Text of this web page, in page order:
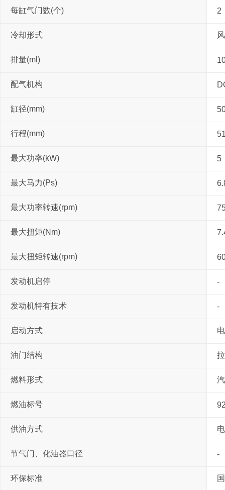
每缸气门数(个) 2
冷却形式
排量(ml)
配气机构
缸径(mm)
行程(mm)
最大功率(kW) 5
最大马力(Ps)
最大功率转速(rpm)
最大扭矩(Nm)
最大扭矩转速(rpm)
发动机启停 -
发动机特有技术 -
启动方式
油门结构
燃料形式
燃油标号
供油方式
节气门、化油器口径 -
环保标准